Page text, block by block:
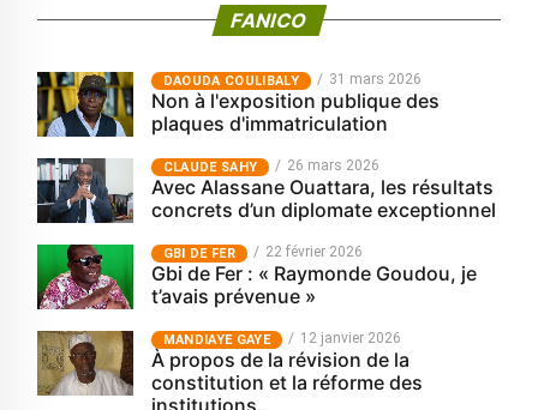
FANICO
‎DAOUDA COULIBALY 31 mars 2026
Non à l'exposition publique des
plaques d'immatriculation
CLAUDE SAHY 26 mars 2026
Avec Alassane Ouattara, les résultats
concrets d’un diplomate exceptionnel
GBI DE FER 22 février 2026
Gbi de Fer : « Raymonde Goudou, je
t’avais prévenue »
MANDIAYE GAYE 12 janvier 2026
À propos de la révision de la
constitution et la réforme des